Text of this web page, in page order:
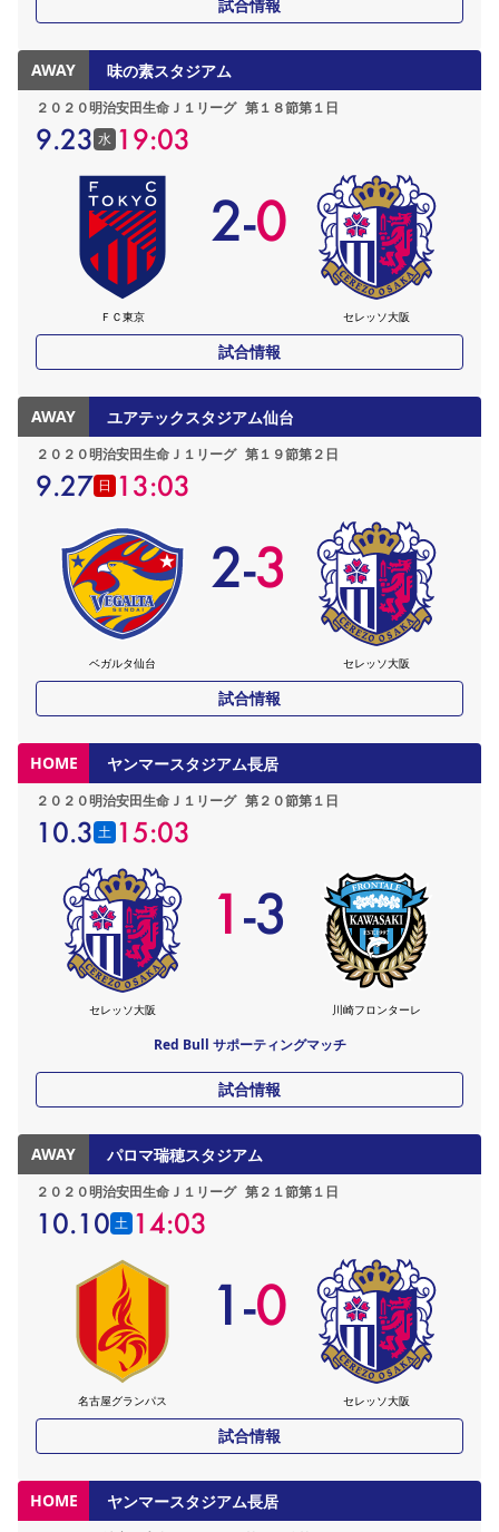
試合情報
AWAY 味の素スタジアム
２０２０明治安田生命Ｊ１リーグ 第１８節第１日
9.23 水 19:03
ＦＣ東京
2-0
セレッソ大阪
試合情報
AWAY ユアテックスタジアム仙台
２０２０明治安田生命Ｊ１リーグ 第１９節第２日
9.27 日 13:03
ベガルタ仙台
2-3
セレッソ大阪
試合情報
HOME ヤンマースタジアム長居
２０２０明治安田生命Ｊ１リーグ 第２０節第１日
10.3 土 15:03
セレッソ大阪
1-3
川崎フロンターレ
Red Bull サポーティングマッチ
試合情報
AWAY パロマ瑞穂スタジアム
２０２０明治安田生命Ｊ１リーグ 第２１節第１日
10.10 土 14:03
名古屋グランパス
1-0
セレッソ大阪
試合情報
HOME ヤンマースタジアム長居